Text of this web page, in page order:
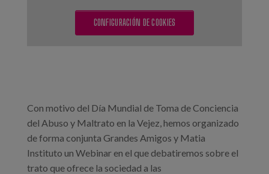
CONFIGURACIÓN DE COOKIES
Con motivo del Día Mundial de Toma de Conciencia
del Abuso y Maltrato en la Vejez, hemos organizado
de forma conjunta Grandes Amigos y Matia
Instituto un Webinar en el que debatiremos sobre el
trato que ofrece la sociedad a las